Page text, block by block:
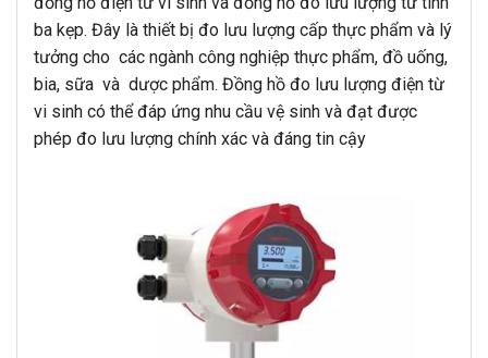
ba kẹp. Đây là thiết bị đo lưu lượng cấp thực phẩm và lý
tưởng cho các ngành công nghiệp thực phẩm, đồ uống,
bia, sữa và dược phẩm. Đồng hồ đo lưu lượng điện từ
vi sinh có thể đáp ứng nhu cầu vệ sinh và đạt được
phép đo lưu lượng chính xác và đáng tin cậy